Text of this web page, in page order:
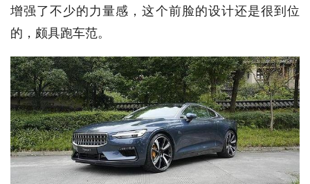
增强了不少的力量感，这个前脸的设计还是很到位
的，颇具跑车范。